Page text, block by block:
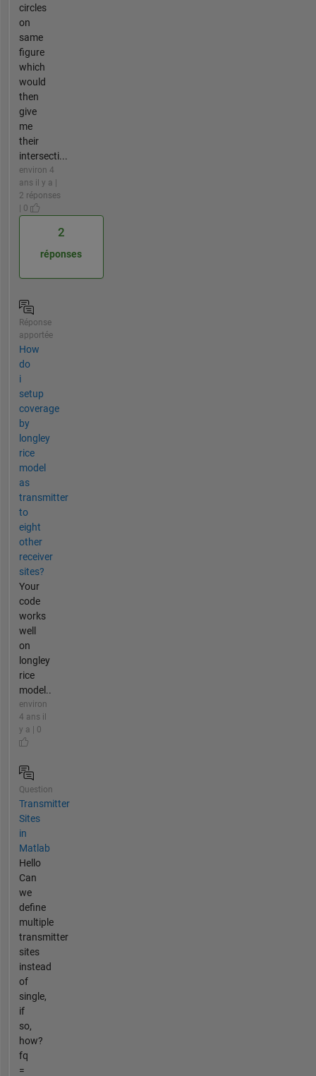
circles
on
same
figure
which
would
then
give
me
their
intersecti...
environ 4
ans il y a |
2 réponses
| 0
2
réponses
Réponse
apportée
How
do
i
setup
coverage
by
longley
rice
model
as
transmitter
to
eight
other
receiver
sites?
Your
code
works
well
on
longley
rice
model..
environ
4 ans il
y a | 0
Question
Transmitter
Sites
in
Matlab
Hello
Can
we
define
multiple
transmitter
sites
instead
of
single,
if
so,
how?
fq
=